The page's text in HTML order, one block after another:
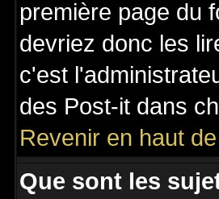
première page du
devriez donc les
c'est
des Post-it dans
Revenir en haut
Que sont les